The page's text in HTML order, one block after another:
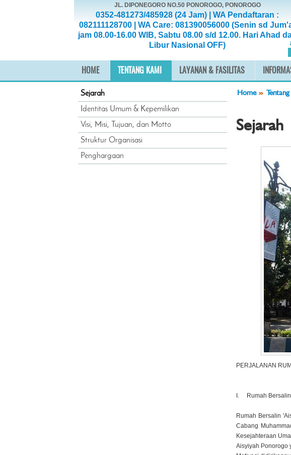
JL. DIPONEGORO NO.50 PONOROGO, PONOROGO
0352-481273/485928 (24 Jam) | WA Pendaftaran :
082111128700 | WA Care: 081390056000 (Senin sd
jam 08.00-16.00 WIB, Sabtu 08.00 s/d 12.00. Hari Ahad
Libur Nasional OFF)
HOME TENTANG KAMI LAYANAN & FASILITAS
Sejarah
Identitas Umum & Kepemilikan
Visi, Misi, Tujuan, dan Motto
Struktur Organisasi
Penghargaan
Home
Sejarah
PERJALANAN
I. Rumah Bersalin
Rumah Bersalin
Cabang
Kesejahteraan
Aisyiyah Ponorogo